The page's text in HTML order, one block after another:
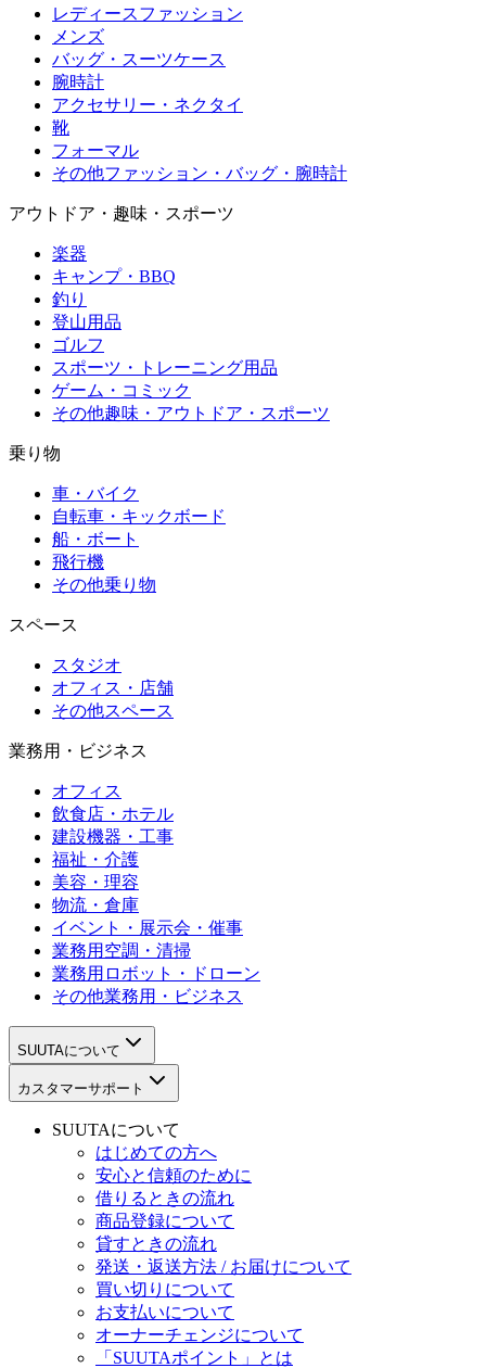
レディースファッション
メンズ
バッグ・スーツケース
腕時計
アクセサリー・ネクタイ
靴
フォーマル
その他ファッション・バッグ・腕時計
アウトドア・趣味・スポーツ
楽器
キャンプ・BBQ
釣り
登山用品
ゴルフ
スポーツ・トレーニング用品
ゲーム・コミック
その他趣味・アウトドア・スポーツ
乗り物
車・バイク
自転車・キックボード
船・ボート
飛行機
その他乗り物
スペース
スタジオ
オフィス・店舗
その他スペース
業務用・ビジネス
オフィス
飲食店・ホテル
建設機器・工事
福祉・介護
美容・理容
物流・倉庫
イベント・展示会・催事
業務用空調・清掃
業務用ロボット・ドローン
その他業務用・ビジネス
SUUTAについて
カスタマーサポート
SUUTAについて
はじめての方へ
安心と信頼のために
借りるときの流れ
商品登録について
貸すときの流れ
発送・返送方法 / お届けについて
買い切りについて
お支払いについて
オーナーチェンジについて
「SUUTAポイント」とは